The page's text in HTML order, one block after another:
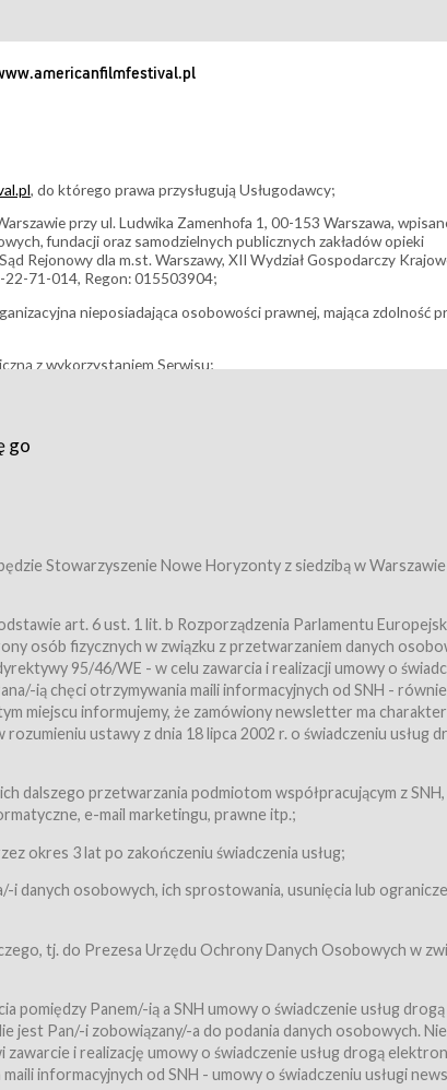
, do którego prawa przysługują Usługodawcy;
przy ul. Ludwika Zamenhofa 1, 00-153 Warszawa,
fundacji oraz samodzielnych publicznych zakładów opieki
Rejonowy dla m.st. Warszawy, XII Wydział Gospodarczy
22-71-014, Regon: 015503904;
nieposiadająca osobowości prawnej, mająca zdolność
z wykorzystaniem Serwisu;
i uprawniające do wzięcia udziału w Wydarzeniu,
i uprawniające do wzięcia udziału w Wydarzeniu,
do uczestnictwa w wielu albo w pojedynczych seansach
usług, o których mowa w ust. 2 pkt. 4 i 5 poniżej,
będących osobami fizycznymi.
świadczy Usługi drogą elektroniczną w rozumieniu
z 2002 r., Nr 144, poz. 1204, z późń. zm.). Usługi świadczone są
zamieszczanych w Serwisie,
ustawy z dnia 18 lipca 2002 r. o świadczeniu usług drogą
są nieodpłatnie.
go
Stowarzyszenie Nowe Horyzonty z siedzibą w
art. 6 ust. 1 lit. b Rozporządzenia Parlamentu
osób fizycznych w związku z przetwarzaniem danych
95/46/WE - w celu zawarcia i realizacji umowy o
ią chęci otrzymywania maili informacyjnych od SNH -
miejscu informujemy, że zamówiony newsletter ma charakter
ustawy z dnia 18 lipca 2002 r. o świadczeniu usług
dalszego przetwarzania podmiotom współpracującym z
e-mail marketingu, prawne itp.;
okres 3 lat po zakończeniu świadczenia usług;
i danych osobowych, ich sprostowania, usunięcia lub
tj. do Prezesa Urzędu Ochrony Danych Osobowych w
pomiędzy Panem/-ią a SNH umowy o świadczenie usług drogą
jest Pan/-i zobowiązany/-a do podania danych osobowych.
i realizację umowy o świadczenie usług drogą
informacyjnych od SNH - umowy o świadczeniu usługi